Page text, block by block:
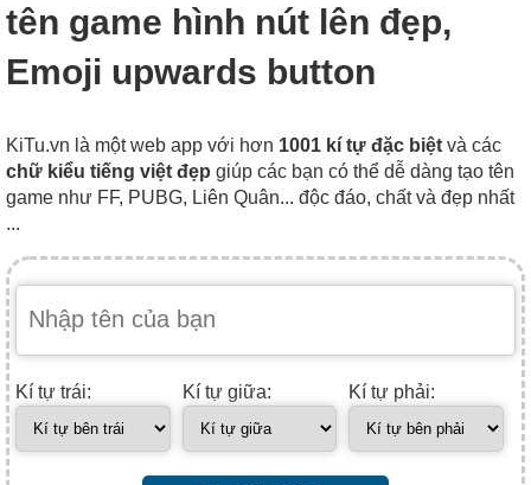
tên game hình nút lên đẹp,
Emoji upwards button
KiTu.vn là một web app với hơn 1001 kí tự đặc biệt và các
chữ kiểu tiếng việt đẹp giúp các bạn có thể dễ dàng tạo tên
game như FF, PUBG, Liên Quân... độc đáo, chất và đẹp nhất
...
Kí tự trái: Kí tự giữa: Kí tự phải: